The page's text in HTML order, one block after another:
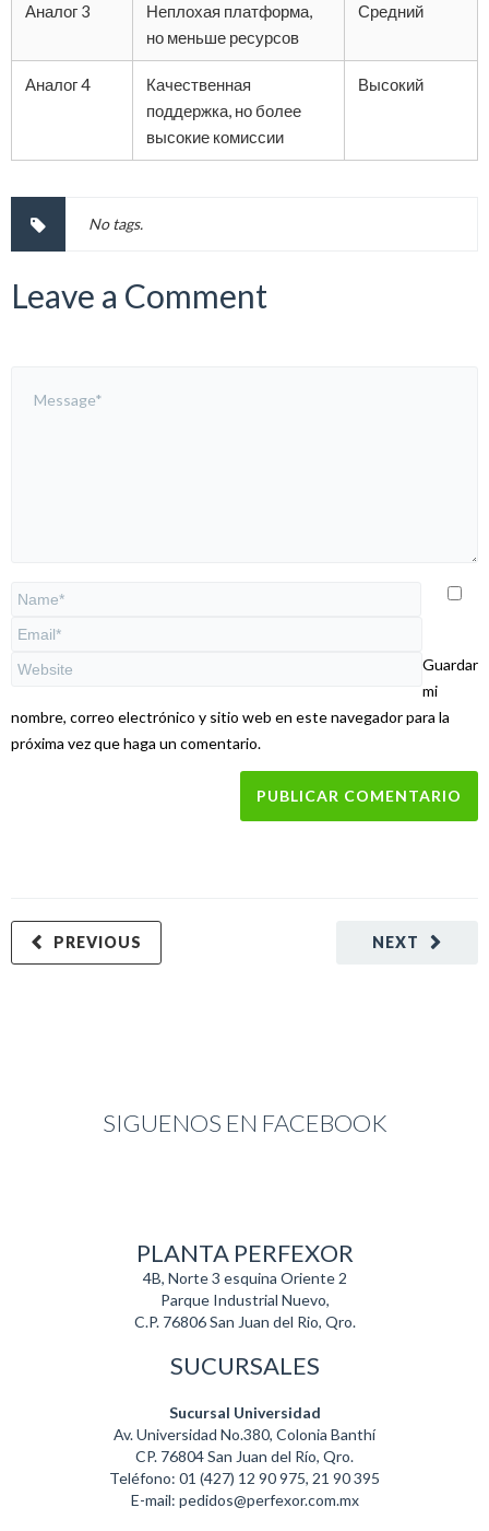
Аналог 3
Неплохая платформа,
но меньше ресурсов
Средний
Аналог 4
Качественная
поддержка, но более
высокие комиссии
Высокий
No tags.
Leave a Comment
Guardar
mi
nombre, correo electrónico y sitio web en este navegador para la
próxima vez que haga un comentario.
NEXT
PREVIOUS
SIGUENOS EN FACEBOOK
PLANTA PERFEXOR
4B, Norte 3 esquina Oriente 2
Parque Industrial Nuevo,
C.P. 76806 San Juan del Rio, Qro.
SUCURSALES
Sucursal Universidad
Av. Universidad No.380, Colonia Banthí
CP. 76804 San Juan del Río, Qro.
Teléfono: 01 (427) 12 90 975, 21 90 395
E-mail: pedidos@perfexor.com.mx